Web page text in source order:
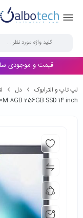
قیمت و موجودی
لپ تاپ و الترابوک دل
8GB 256GB SSD 14 inch